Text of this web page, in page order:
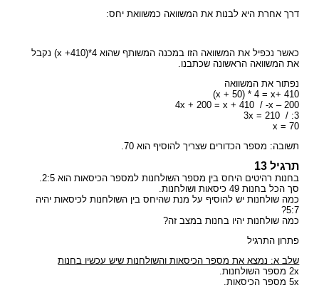
דרך אחרת היא לבנות את המשוואה כמשוואת יחס:
כאשר נכפיל את המשוואה הזו במכנה המשותף שהוא x +410)*4) נקבל
את המשוואה הראשונה שכתבנו.
נפתור את המשוואה
x + 50) * 4 = x+ 410)
4x + 200 = x + 410 / -x – 200
3x = 210 / :3
x = 70
תשובה: מספר הכדורים שצריך להוסיף הוא 70.
תרגיל 13
בחנות רהיטים היחס בין מספר השולחנות למספר הכיסאות הוא 2:5.
סך הכל בחנות 49 כיסאות ושולחנות.
כמה שולחנות יש להוסיף על מנת שהיחס בין השולחנות לכיסאות יהיה
5:7?
כמה שולחנות יהיו בחנות במצב זה?
פתרון התרגיל
שלב א: נמצא את מספר הכיסאות והשולחנות שיש עכשיו בחנות
2x מספר השולחנות.
5x מספר הכיסאות.